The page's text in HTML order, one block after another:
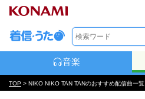
音楽
TOP > NIKO NIKO TAN TANのおすすめ配信曲一覧